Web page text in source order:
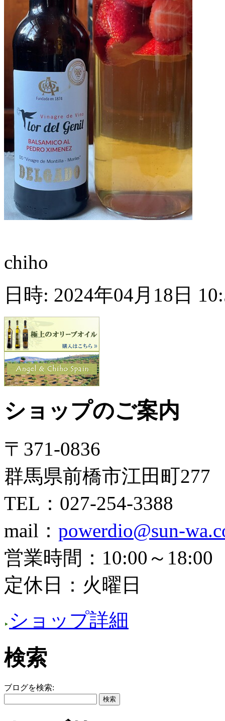
chiho
日時: 2024年04月18日
ショップのご案内
〒371-0836
群馬県前橋市江田町277
TEL：027-254-3388
mail： powerdio@sun-
営業時間：10:00～18:00
定休日：火曜日
ショップ詳細
検索
ブログを検索: